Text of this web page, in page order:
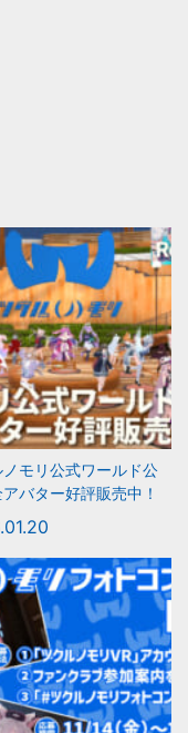
ノモリ公式ワールド公
バター好評販売中！